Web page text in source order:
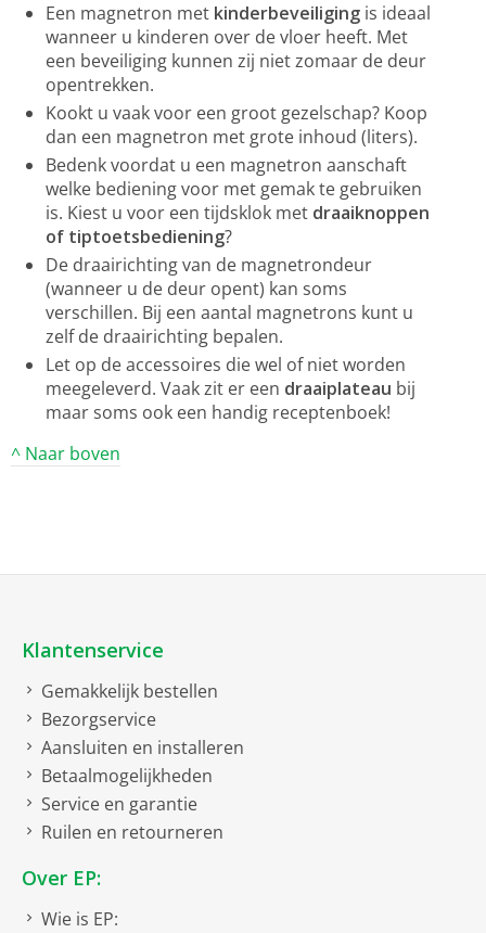
Een magnetron met kinderbeveiliging is ideaal
wanneer u kinderen over de vloer heeft. Met
een beveiliging kunnen zij niet zomaar de deur
opentrekken.
Kookt u vaak voor een groot gezelschap? Koop
dan een magnetron met grote inhoud (liters).
Bedenk voordat u een magnetron aanschaft
welke bediening voor met gemak te gebruiken
is. Kiest u voor een tijdsklok met draaiknoppen
of tiptoetsbediening?
De draairichting van de magnetrondeur
(wanneer u de deur opent) kan soms
verschillen. Bij een aantal magnetrons kunt u
zelf de draairichting bepalen.
Let op de accessoires die wel of niet worden
meegeleverd. Vaak zit er een draaiplateau bij
maar soms ook een handig receptenboek!
^ Naar boven
Klantenservice
Gemakkelijk bestellen
Bezorgservice
Aansluiten en installeren
Betaalmogelijkheden
Service en garantie
Ruilen en retourneren
Over EP:
Wie is EP: